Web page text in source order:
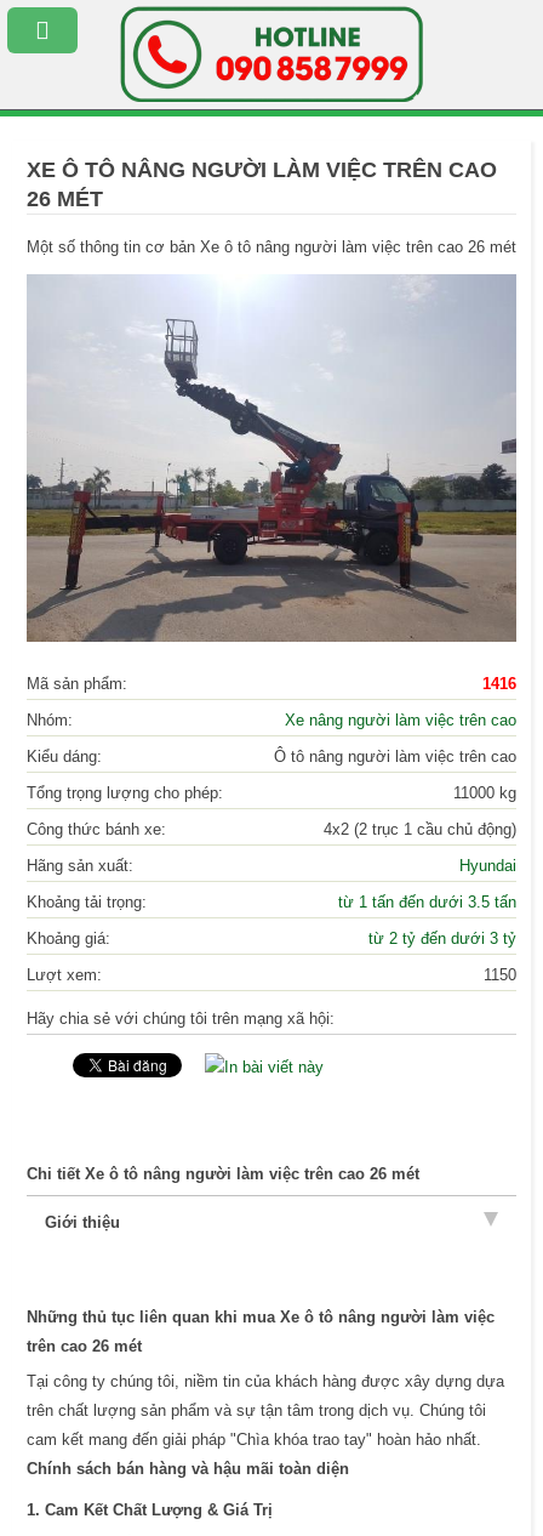
XE Ô TÔ NÂNG NGƯỜI LÀM VIỆC TRÊN CAO
26 MÉT
Một số thông tin cơ bản Xe ô tô nâng người làm việc trên cao 26 mét
Mã sản phẩm:
1416
Nhóm:
Xe nâng người làm việc trên cao
Kiểu dáng:
Ô tô nâng người làm việc trên cao
Tổng trọng lượng cho phép:
11000 kg
Công thức bánh xe:
4x2 (2 trục 1 cầu chủ động)
Hãng sản xuất:
Hyundai
Khoảng tải trọng:
từ 1 tấn đến dưới 3.5 tấn
Khoảng giá:
từ 2 tỷ đến dưới 3 tỷ
Lượt xem:
1150
Hãy chia sẻ với chúng tôi trên mạng xã hội:
Chi tiết Xe ô tô nâng người làm việc trên cao 26 mét
Giới thiệu
Những thủ tục liên quan khi mua Xe ô tô nâng người làm việc
trên cao 26 mét
Tại công ty chúng tôi, niềm tin của khách hàng được xây dựng dựa
trên chất lượng sản phẩm và sự tận tâm trong dịch vụ. Chúng tôi
cam kết mang đến giải pháp "Chìa khóa trao tay" hoàn hảo nhất.
Chính sách bán hàng và hậu mãi toàn diện
1. Cam Kết Chất Lượng & Giá Trị